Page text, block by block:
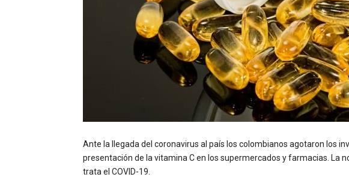
Ante la llegada del coronavirus al país los colombianos agotaron los
presentación de la vitamina C en los supermercados y farmacias. La
trata el COVID-19.